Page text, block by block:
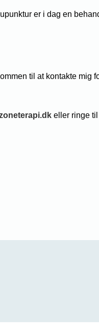
er i dag en
til at kontakte mig
eller ringe